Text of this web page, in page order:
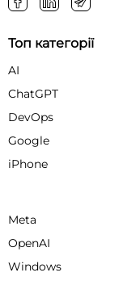
Топ категорії
AI
ChatGPT
DevOps
Google
iPhone
Meta
OpenAI
Windows